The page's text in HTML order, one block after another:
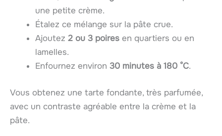
une petite crème.
Étalez ce mélange sur la pâte crue.
Ajoutez 2 ou 3 poires en quartiers ou en
lamelles.
Enfournez environ 30 minutes à 180 °C.
Vous obtenez une tarte fondante, très parfumée,
avec un contraste agréable entre la crème et la
pâte.